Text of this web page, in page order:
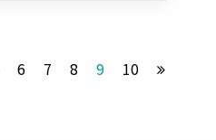
6 7 8 9 10